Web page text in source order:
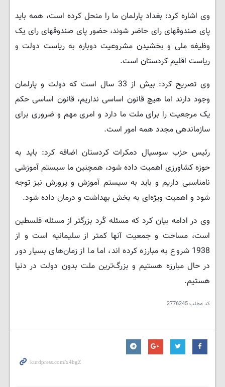
وی اشاره کرد: بغداد پارلمان ما را منحل کرده است، همه باید
پای صندوقهای رای حاضر شوند، حضور پای صندوقهای رای یک
وظیفه ملی و بخشیدن مشروعیت دوباره به ریاست دولت و
ریاست اقلیم کردستان است.
وی تصریح کرد: بیش از 33 سال است که دولت و پارلمان
وجود دارند اما هیچ قانون اساسی نداریم، قانون اساسی حکم
یک مرجعیت را برای ملت ما دارد و امری مهم و ضروری برای
سازماندهی مجدد همه امور است.
رئیس حزب سوسیال دمکرات کردستان اضافه کرد: باید به
حوزه کشاورزی اهمیت داده شود، همچنین ما سیستم آموزشی
نامناسبی داریم و باید به سیستم آموزش و پرورش نیز توجه
شود و اهمیت ویژه‌ای به بخش بهداشت و درمان داده شود.
وی در ادامه بیان کرد که مسئله کُرد بزرگتر از مسئله فلسطین
است، مساحت و جمعیت آنها کمتر از سلیمانیه است و از
1938 شروع به مبارزه کرده اند، اما ما از زمان‌های بسیار دور
در حال مبارزه هستیم و بزرگ‌ترین ملت بدون دولت در دنیا
هستیم.
کد مطلب2776245